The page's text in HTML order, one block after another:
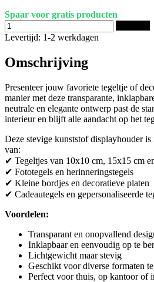
Spaar voor gratis producten
Levertijd: 1-2 werkdagen
Omschrijving
Presenteer jouw favoriete tegeltje of
manier met deze transparante,
neutrale en elegante ontwerp past de
interieur en blijft alle aandacht op het
Deze stevige kunststof displayhouder is
van:
✔ Tegeltjes van 10x10 cm, 15x15 cm
✔ Fototegels en herinneringstegels
✔ Kleine bordjes en decoratieve platen
✔ Cadeautegels en gepersonaliseerde
Voordelen:
Transparant en onopvallend
Inklapbaar en eenvoudig op te
Lichtgewicht maar stevig
Geschikt voor diverse formaten
Perfect voor thuis, op kantoor of